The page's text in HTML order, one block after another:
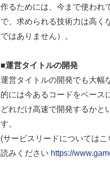
作るためには、今まで使われ
で、求められる技術力は高く
ではありません）。
■運営タイトルの開発
運営タイトルの開発でも大幅
的には今あるコードをベース
どれだけ高速で開発するかと
す。
(サービスリードについては
読みください https://